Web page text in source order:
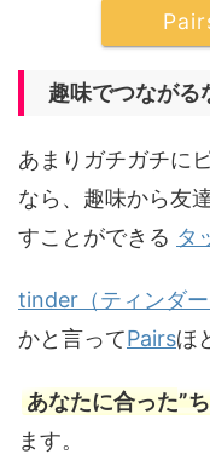
趣味でつながる
あまりガチガチに
なら、趣味から友
すことができる タ
tinder（ティンダー
かと言ってPairsほ
あなたに合った”
ます。